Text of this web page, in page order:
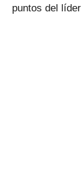
puntos del